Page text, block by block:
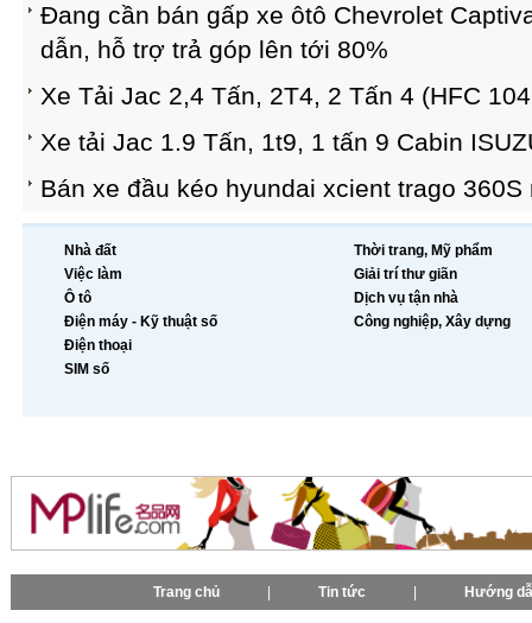
Đang cần bán gấp xe ôtô Chevrolet
dẫn, hỗ trợ trả góp lên tới 80%
Xe Tải Jac 2,4 Tấn, 2T4, 2 Tấn 4 (HFC
Xe tải Jac 1.9 Tấn, 1t9, 1 tấn 9 Cabin
Bán xe đầu kéo hyundai xcient trago
Nhà đất
Việc làm
Ô tô
Điện máy - Kỹ thuật số
Điện thoại
SIM số
Thời trang, Mỹ phẩm
Giải trí thư giãn
Dịch vụ tận nhà
Công nghiệp, Xây dựng
Trang chủ Tin tức Hướng